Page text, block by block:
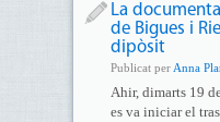
La
de Bigues i
dipòsit
Publicat per Anna
Ahir, dimarts 19
es va iniciar el